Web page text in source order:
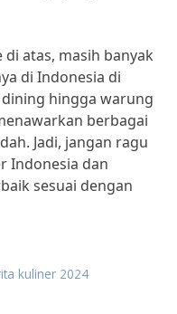
atas, masih banyak
di Indonesia di
hingga warung
berbagai
Jadi, jangan ragu
Indonesia dan
sesuai dengan
kuliner 2024